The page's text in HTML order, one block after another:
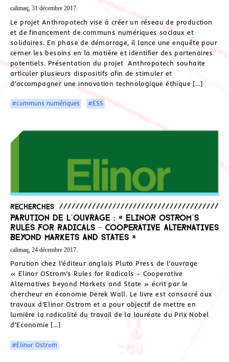
calimaq, 31 décembre 2017.
Le projet Anthropotech vise à créer un réseau de production
et de financement de communs numériques sociaux et
solidaires. En phase de démarrage, il lance une enquête pour
cerner les besoins en la matière et identifier des partenaires
potentiels. Présentation du projet Anthropotech souhaite
articuler plusieurs dispositifs afin de stimuler et
d’accompagner une innovation technologique éthique […]
#communs numériques #ESS
Recherches
Parution de l’ouvrage : « Elinor Ostrom’s
Rules for Radicals – Cooperative Alternatives
beyond Markets and States »
calimaq, 24 décembre 2017.
Parution chez l’éditeur anglais Pluto Press de l’ouvrage
« Elinor OStrom’s Rules for Radicals – Cooperative
Alternatives beyond Markets and State » écrit par le
chercheur en économie Derek Wall. Le livre est consacré aux
travaux d’Elinor Ostrom et a pour objectif de mettre en
lumière la radicalité du travail de la lauréate du Prix Nobel
d’Economie […]
#Elinor Ostrom